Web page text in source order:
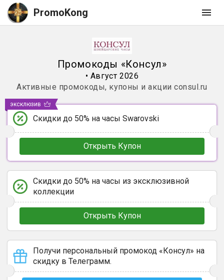
PromoKong
Промокоды «Консул»
• Август 2026
Активные промокоды, купоны и акции consul.ru
Скидки до 50% на часы Swarovski
Открыть Купон
эксклюзив
Скидки до 50% на часы из эксклюзивной
коллекции
Открыть Купон
Получи персональный промокод «Консул» на
скидку в Телеграмм.